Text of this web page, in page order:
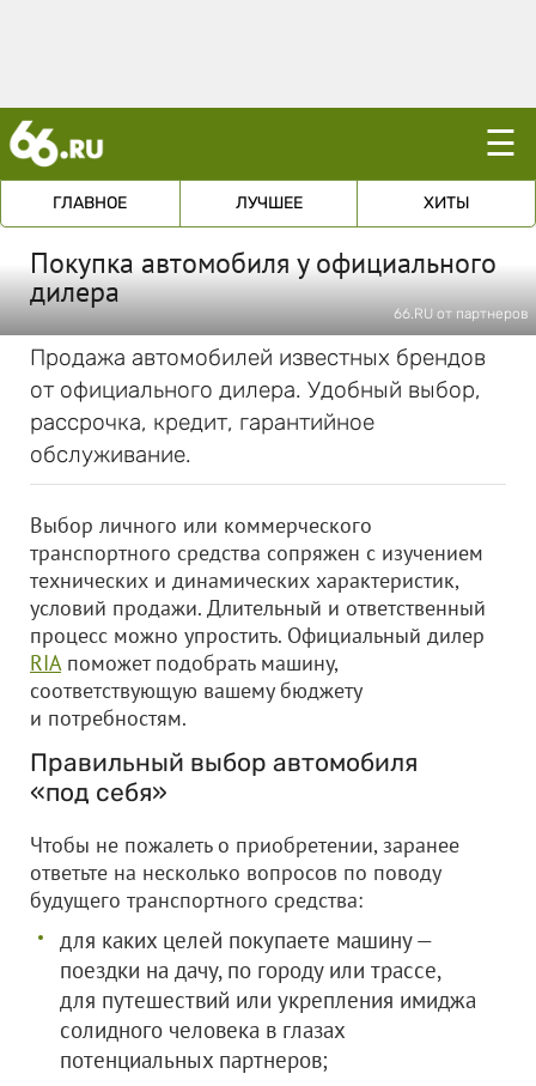
☰
ГЛАВНОЕ ЛУЧШЕЕ ХИТЫ
Покупка автомобиля у официального
дилера
66.RU от партнеров
Продажа автомобилей известных брендов
от официального дилера. Удобный выбор,
рассрочка, кредит, гарантийное
обслуживание.
Выбор личного или коммерческого
транспортного средства сопряжен с изучением
технических и динамических характеристик,
условий продажи. Длительный и ответственный
процесс можно упростить. Официальный дилер
RIAпоможет подобрать машину,
соответствующую вашему бюджету
и потребностям.
Правильный выбор автомобиля
«под себя»
Чтобы не пожалеть о приобретении, заранее
ответьте на несколько вопросов по поводу
будущего транспортного средства:
для каких целей покупаете машину —
поездки на дачу, по городу или трассе,
для путешествий или укрепления имиджа
солидного человека в глазах
потенциальных партнеров;